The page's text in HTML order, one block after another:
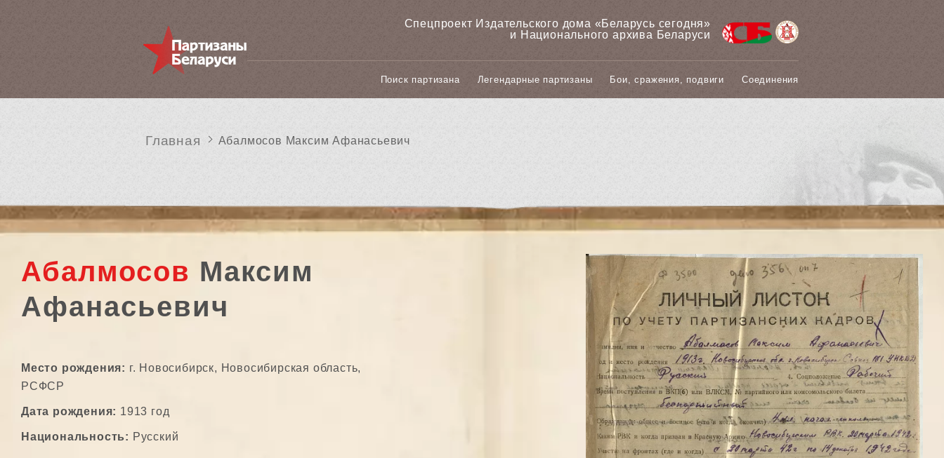
Спецпроект Издательского дома «‎Беларусь сегодня»
и Национального архива Беларуси
Поиск партизана Легендарные партизаны Бои, сражения, подвиги Соединения
Главная Абалмосов Максим Афанасьевич
Абалмосов Максим
Афанасьевич
Место рождения: г. Новосибирск, Новосибирская область,
РСФСР
Дата рождения: 1913 год
Национальность: Русский